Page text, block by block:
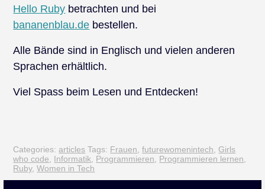
Hello Ruby betrachten und bei
bananenblau.de bestellen.
Alle Bände sind in Englisch und vielen anderen
Sprachen erhältlich.
Viel Spass beim Lesen und Entdecken!
Categories:articles Tags: Frauen ,futurewomenintech
Girls
who code
Informatik Programmieren Programmieren lernen
Ruby,Women in Tech